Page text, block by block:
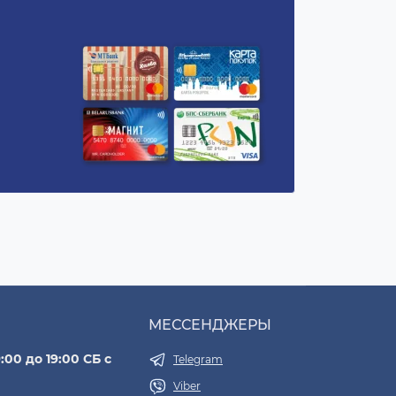
до 19:00 СБ с
МЕССЕНДЖЕРЫ
Telegram
Viber